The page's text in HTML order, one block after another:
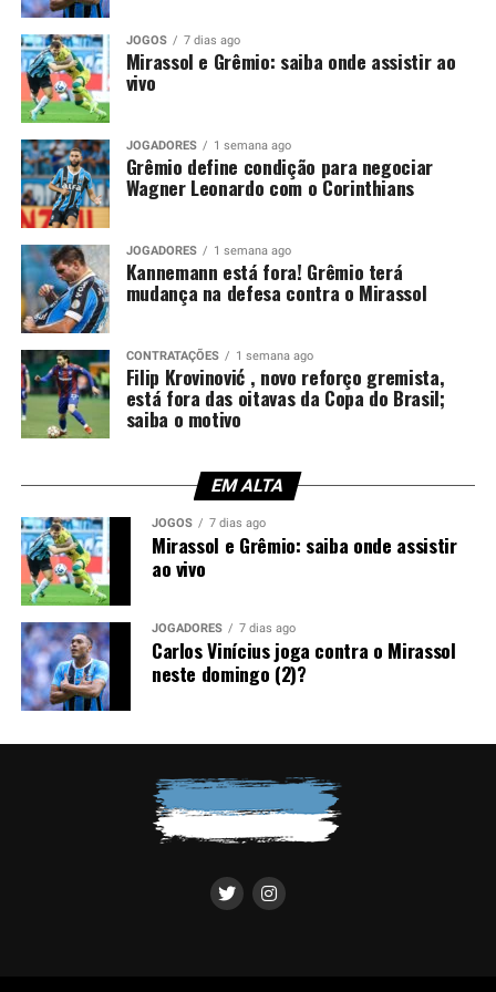
Copa do Mundo, a punição segue válida e será cumprida
apenas agora. Por isso, o argentino ficará fora
justamente em um confronto decisivo, no momento em
que o Tricolor busca recuperação após a eliminação na
Copa Sul-Americana.
Kannemann recebeu críticas da
torcida
O lance que tirou Kannemann da partida ocorreu no dia
14 de maio, diante do Confiança-SE. Na ocasião, o
defensor entrou no intervalo para substituir Balbuena,
mas permaneceu pouco tempo em campo. Aos 29
minutos da etapa final, o árbitro Lucas Torezin mostrou
o segundo cartão amarelo e, na sequência, o vermelho.
torcedores. Afinal, o experiente zagueiro recebeu duas
advertências em menos de meia hora, comprometendo a
equipe em um momento importante do confronto.
Você precisa ver também:
Brasil; saiba o motivo
Luís Castro avalia alternativas
entrada de Wagner Leonardo, que disputa posição com
Luís Eduardo para atuar ao lado de Gustavo Martins. A
definição deve acontecer nos últimos treinamentos
Contudo, a ausência do ídolo gremista abre espaço para
JOGOS 7 dias ago
Mirassol e Grêmio: saiba onde assistir ao
vivo
JOGADORES 1 semana ago
Grêmio define condição para negociar
Wagner Leonardo com o Corinthians
JOGADORES 1 semana ago
Kannemann está fora! Grêmio terá
mudança na defesa contra o Mirassol
CONTRATAÇÕES 1 semana ago
Filip Krovinović , novo reforço gremista,
está fora das oitavas da Copa do Brasil;
saiba o motivo
EM ALTA
JOGOS 7 dias ago
Mirassol e Grêmio: saiba onde assistir
ao vivo
JOGADORES 7 dias ago
Carlos Vinícius joga contra o Mirassol
neste domingo (2)?